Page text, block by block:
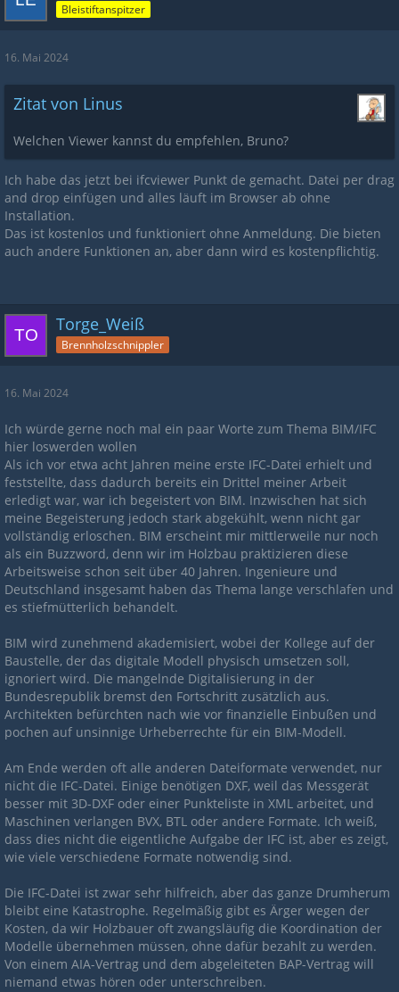
Bleistiftanspitzer
16. Mai 2024
Zitat von Linus
Welchen Viewer kannst du empfehlen, Bruno?
Ich habe das jetzt bei ifcviewer Punkt de gemacht. Datei per drag
and drop einfügen und alles läuft im Browser ab ohne
Installation.
Das ist kostenlos und funktioniert ohne Anmeldung. Die bieten
auch andere Funktionen an, aber dann wird es kostenpflichtig.
Torge_Weiß
Brennholzschnippler
16. Mai 2024
Ich würde gerne noch mal ein paar Worte zum Thema BIM/IFC
hier loswerden wollen
Als ich vor etwa acht Jahren meine erste IFC-Datei erhielt und
feststellte, dass dadurch bereits ein Drittel meiner Arbeit
erledigt war, war ich begeistert von BIM. Inzwischen hat sich
meine Begeisterung jedoch stark abgekühlt, wenn nicht gar
vollständig erloschen. BIM erscheint mir mittlerweile nur noch
als ein Buzzword, denn wir im Holzbau praktizieren diese
Arbeitsweise schon seit über 40 Jahren. Ingenieure und
Deutschland insgesamt haben das Thema lange verschlafen und
es stiefmütterlich behandelt.
BIM wird zunehmend akademisiert, wobei der Kollege auf der
Baustelle, der das digitale Modell physisch umsetzen soll,
ignoriert wird. Die mangelnde Digitalisierung in der
Bundesrepublik bremst den Fortschritt zusätzlich aus.
Architekten befürchten nach wie vor finanzielle Einbußen und
pochen auf unsinnige Urheberrechte für ein BIM-Modell.
Am Ende werden oft alle anderen Dateiformate verwendet, nur
nicht die IFC-Datei. Einige benötigen DXF, weil das Messgerät
besser mit 3D-DXF oder einer Punkteliste in XML arbeitet, und
Maschinen verlangen BVX, BTL oder andere Formate. Ich weiß,
dass dies nicht die eigentliche Aufgabe der IFC ist, aber es zeigt,
wie viele verschiedene Formate notwendig sind.
Die IFC-Datei ist zwar sehr hilfreich, aber das ganze Drumherum
bleibt eine Katastrophe. Regelmäßig gibt es Ärger wegen der
Kosten, da wir Holzbauer oft zwangsläufig die Koordination der
Modelle übernehmen müssen, ohne dafür bezahlt zu werden.
Von einem AIA-Vertrag und dem abgeleiteten BAP-Vertrag will
niemand etwas hören oder unterschreiben.